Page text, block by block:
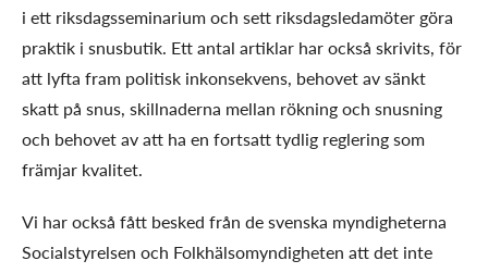
i ett riksdagsseminarium och sett riksdagsledamöter göra
praktik i snusbutik. Ett antal artiklar har också skrivits, för
att lyfta fram politisk inkonsekvens, behovet av sänkt
skatt på snus, skillnaderna mellan rökning och snusning
och behovet av att ha en fortsatt tydlig reglering som
främjar kvalitet.
Vi har också fått besked från de svenska myndigheterna
Socialstyrelsen och Folkhälsomyndigheten att det inte